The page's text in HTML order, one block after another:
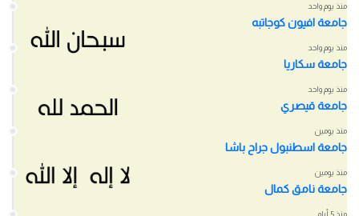
منذ يوم واحد
جامعة افيون كوجاتبه
منذ يوم واحد
جامعة سكاريا
منذ يوم واحد
جامعة قيصري
منذ يومين
جامعة اسطنبول جراح باشا
منذ يومين
جامعة نامق كمال
منذ 5 أيام